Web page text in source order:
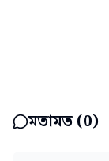
মতামত (0)